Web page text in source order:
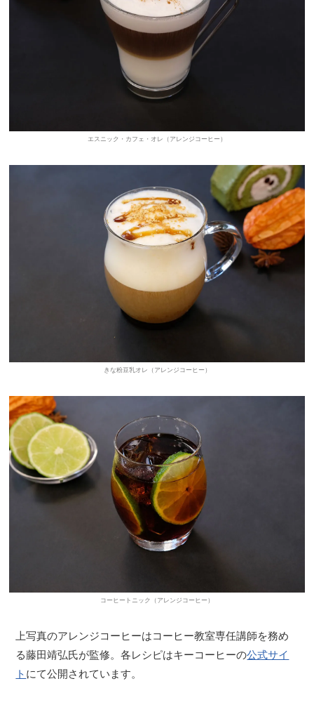
エスニック・カフェ・オレ（アレンジコーヒー）
きな粉豆乳オレ（アレンジコーヒー）
コーヒートニック（アレンジコーヒー）
上写真のアレンジコーヒーはコーヒー教室専任講師を務め
る藤田靖弘氏が監修。各レシピはキーコーヒーの公式サイ
ト にて公開されています。